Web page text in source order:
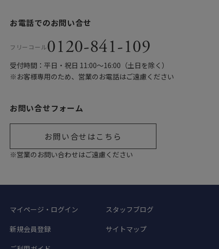
お電話でのお問い合せ
フリーコール0120-841-109
受付時間：平日・祝日 11:00〜16:00（土日を除く）
※お客様専用のため、営業のお電話はご遠慮ください
お問い合せフォーム
お問い合せはこちら
※営業のお問い合わせはご遠慮ください
マイページ・ログイン
新規会員登録
スタッフブログ
サイトマップ